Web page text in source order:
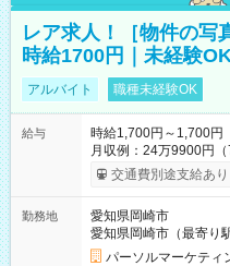
レア求人！［物件の写
時給1700円｜未経験
アルバイト 職種未経験OK
給与
時給1,700円～1,700円
月収例：24万9900円（7h×21日) 日払い、
り） 【試用期間】試
交通費別途支給あり
勤務地
愛知県岡崎市
愛知県岡崎市（最寄り
パーソルマーケティ